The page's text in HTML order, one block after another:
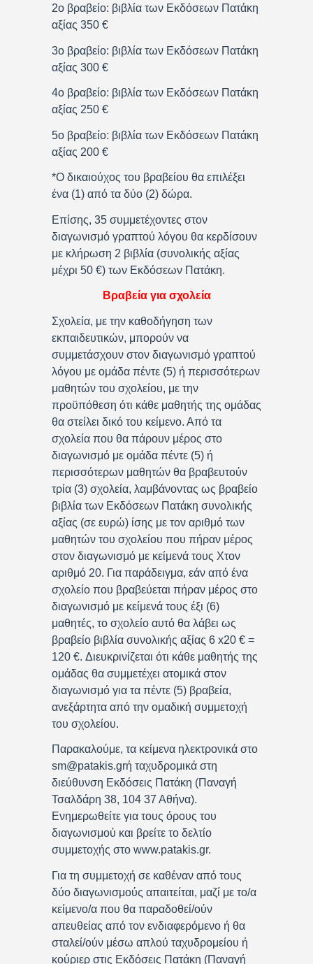
2ο βραβείο: βιβλία των Εκδόσεων Πατάκη
αξίας 350 €
3ο βραβείο: βιβλία των Εκδόσεων Πατάκη
αξίας 300 €
4ο βραβείο: βιβλία των Εκδόσεων Πατάκη
αξίας 250 €
5ο βραβείο: βιβλία των Εκδόσεων Πατάκη
αξίας 200 €
*Ο δικαιούχος του βραβείου θα επιλέξει
ένα (1) από τα δύο (2) δώρα.
Επίσης, 35 συμμετέχοντες στον
διαγωνισμό γραπτού λόγου θα κερδίσουν
με κλήρωση 2 βιβλία (συνολικής αξίας
μέχρι 50 €) των Εκδόσεων Πατάκη.
Βραβεία για σχολεία
Σχολεία, με την καθοδήγηση των
εκπαιδευτικών, μπορούν να
συμμετάσχουν στον διαγωνισμό γραπτού
λόγου με ομάδα πέντε (5) ή περισσότερων
μαθητών του σχολείου, με την
προϋπόθεση ότι κάθε μαθητής της ομάδας
θα στείλει δικό του κείμενο. Από τα
σχολεία που θα πάρουν μέρος στο
διαγωνισμό με ομάδα πέντε (5) ή
περισσότερων μαθητών θα βραβευτούν
τρία (3) σχολεία, λαμβάνοντας ως βραβείο
βιβλία των Εκδόσεων Πατάκη συνολικής
αξίας (σε ευρώ) ίσης με τον αριθμό των
μαθητών του σχολείου που πήραν μέρος
στον διαγωνισμό με κείμενά τους Χτον
αριθμό 20. Για παράδειγμα, εάν από ένα
σχολείο που βραβεύεται πήραν μέρος στο
διαγωνισμό με κείμενά τους έξι (6)
μαθητές, το σχολείο αυτό θα λάβει ως
βραβείο βιβλία συνολικής αξίας 6 x20 € =
120 €. Διευκρινίζεται ότι κάθε μαθητής της
ομάδας θα συμμετέχει ατομικά στον
διαγωνισμό για τα πέντε (5) βραβεία,
ανεξάρτητα από την ομαδική συμμετοχή
του σχολείου.
Παρακαλούμε, τα κείμενα ηλεκτρονικά στο
sm@patakis.grή ταχυδρομικά στη
διεύθυνση Εκδόσεις Πατάκη (Παναγή
Τσαλδάρη 38, 104 37 Αθήνα).
Ενημερωθείτε για τους όρους του
διαγωνισμού και βρείτε το δελτίο
συμμετοχής στο www.patakis.gr.
Για τη συμμετοχή σε καθέναν από τους
δύο διαγωνισμούς απαιτείται, μαζί με το/α
κείμενο/α που θα παραδοθεί/ούν
απευθείας από τον ενδιαφερόμενο ή θα
σταλεί/ούν μέσω απλού ταχυδρομείου ή
κούριερ στις Εκδόσεις Πατάκη (Παναγή